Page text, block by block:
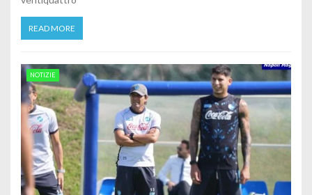
READ MORE
NOTIZIE